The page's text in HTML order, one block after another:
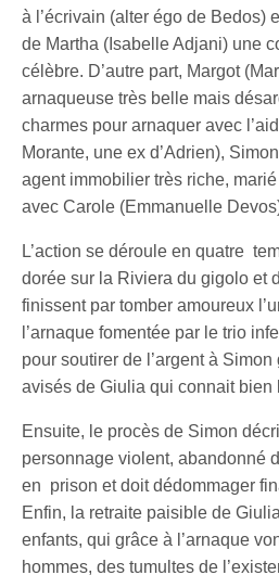
à l’écrivain (alter égo de Bedos)
de Martha (Isabelle Adjani) une
célèbre. D’autre part, Margot
arnaqueuse très belle mais
charmes pour arnaquer avec
Morante, une ex d’Adrien),
agent immobilier très riche, marié
avec Carole (Emmanuelle
L’action se déroule en quatre
dorée sur la Riviera du gigolo et
finissent par tomber amoureux
l’arnaque fomentée par le trio
pour soutirer de l’argent à
avisés de Giulia qui connait bien
Ensuite, le procès de Simon
personnage violent, abandonné
en prison et doit dédommager
Enfin, la retraite paisible de
enfants, qui grâce à l’arnaque
hommes, des tumultes de